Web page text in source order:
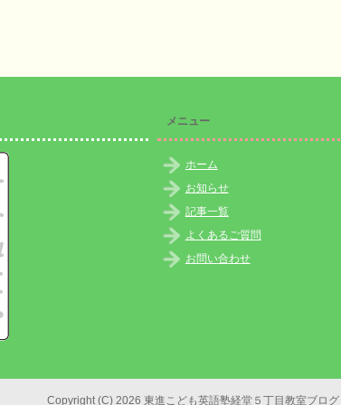
メニュー
ホーム
お知らせ
記事一覧
よくあるご質問
お問い合わせ
Copyright (C) 2026 東進こども英語塾経堂５丁目教室ブログ